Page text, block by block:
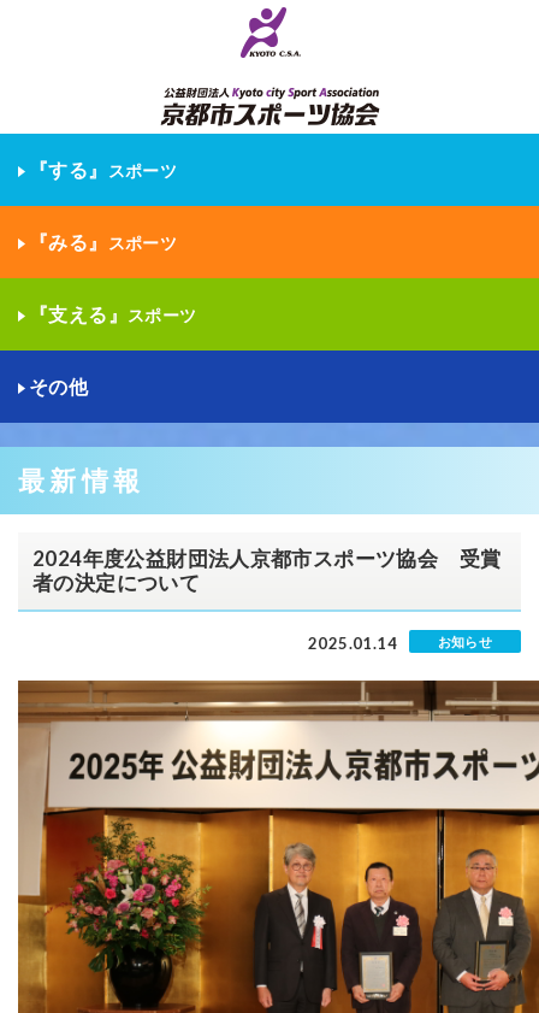
『する』 スポーツ
『みる』 スポーツ
『支える』 スポーツ
その他
最新情報
2024年度公益財団法人京都市スポーツ協会 受賞
者の決定について
2025.01.14 お知らせ